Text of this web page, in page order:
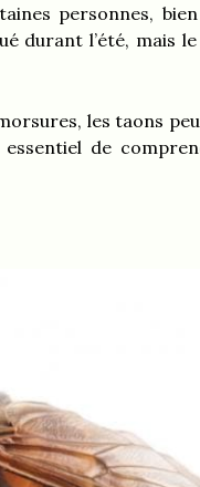
personnes,
durant l’été, mais
les taons
de